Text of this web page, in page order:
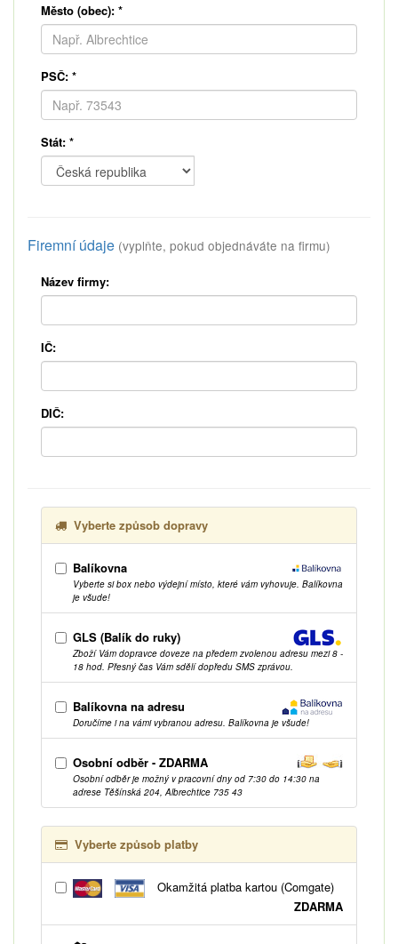
Město (obec): *
PSČ: *
Stát: *
Firemní údaje (vyplňte, pokud objednáváte na firmu)
Název firmy:
IČ:
DIČ:
Vyberte způsob dopravy
Balíkovna
Vyberte si box nebo výdejní místo, které vám vyhovuje. Balíkovna
je všude!
GLS (Balík do ruky)
Zboží Vám dopravce doveze na předem zvolenou adresu mezi 8 -
18 hod. Přesný čas Vám sdělí dopředu SMS zprávou.
Balíkovna na adresu
Doručíme i na vámi vybranou adresu. Balíkovna je všude!
Osobní odběr - ZDARMA
Osobní odběr je možný v pracovní dny od 7:30 do 14:30 na
adrese Těšínská 204, Albrechtice 735 43
Vyberte způsob platby
Okamžitá platba kartou (Comgate)
ZDARMA